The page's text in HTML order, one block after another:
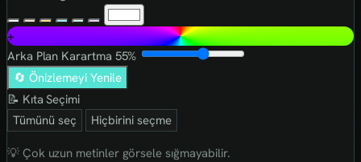
+
Arka Plan Karartma 55%
🔄 Önizlemeyi Yenile
📝 Kıta Seçimi
Tümünü seç
Hiçbirini seçme
💡 Çok uzun metinler görsele sığmayabilir.